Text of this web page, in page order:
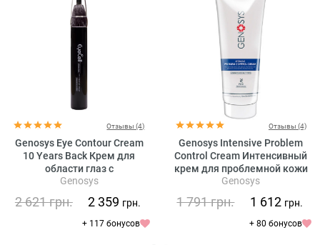
Отзывы (4)
Genosys Eye Contour Cream
10 Years Back Крем для
области глаз с
растительными стволовыми
Genosys
2 621грн. 2 359 грн.
+ 117 бонусов
Отзывы (4)
Genosys Intensive Problem
Control Cream Интенсивный
крем для проблемной кожи
Genosys
1 791грн. 1 612 грн.
+ 80 бонусов